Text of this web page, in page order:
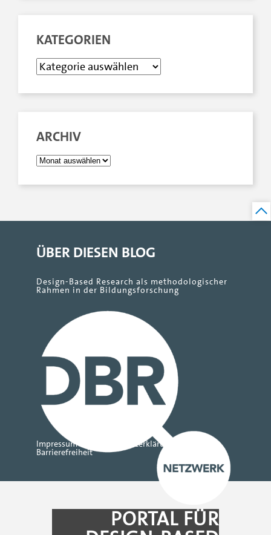
KATEGORIEN
ARCHIV
ÜBER DIESEN BLOG
Design-Based Research als methodologischer
Rahmen in der Bildungsforschung
PORTAL FÜR
Impressum Datenschutzerklärung
Barrierefreiheit